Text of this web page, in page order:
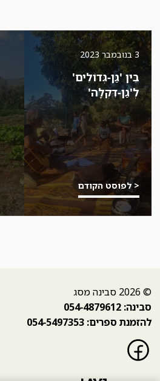
3 בנובמבר 2023
בֵּין 'גַּן-גְּדוֹלִים'
לְ'גַן-דִּקְלָה'
< לפוסט הקודם
© 2026 סבינה מסג
סבינה: 054-4879612
להזמנת ספרים: 054-5497353